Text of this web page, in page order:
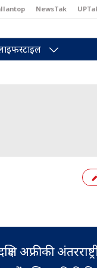
NewsTak
अफ्रीकी